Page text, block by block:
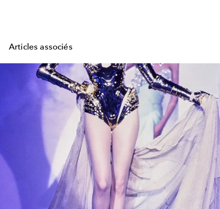
Articles associés